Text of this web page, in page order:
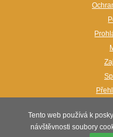
Tento web používá k
návštěvnosti soubory